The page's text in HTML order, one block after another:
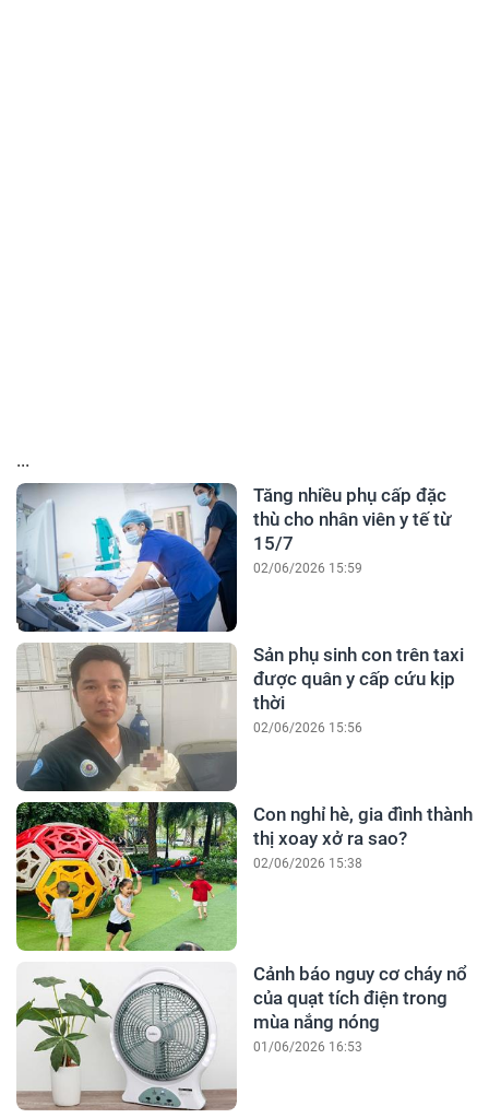
...
Tăng nhiều phụ cấp đặc
thù cho nhân viên y tế từ
15/7
02/06/2026 15:59
Sản phụ sinh con trên taxi
được quân y cấp cứu kịp
thời
02/06/2026 15:56
Con nghỉ hè, gia đình thành
thị xoay xở ra sao?
02/06/2026 15:38
Cảnh báo nguy cơ cháy nổ
của quạt tích điện trong
mùa nắng nóng
01/06/2026 16:53